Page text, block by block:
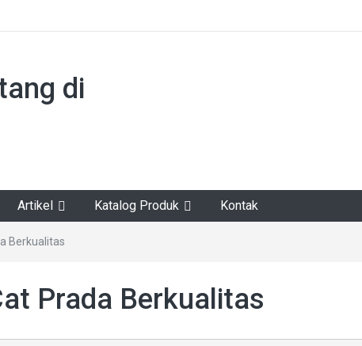
di
Artikel Katalog Produk Kontak
Berkualitas
Prada Berkualitas